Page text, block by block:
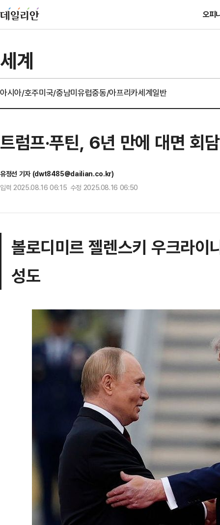
오피
세계
아시아/호주미국/중남미유럽중동/아프리카세계일반
트럼프·푸틴, 6년 만에 대면 회
유정선 기자 (dwt8485@dailian.co.kr)
입력 2025.08.16 06:15 수정 2025.08.16 06:50
볼로디미르 젤렌스키 우크라
성도